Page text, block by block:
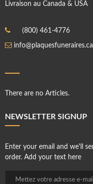
Livraison au Canada & USA
(800) 461-4776
info@plaquesfuneraires.ca
There are no Articles.
NEWSLETTER SIGNUP
Enter your email and we'll
order. Add your text here